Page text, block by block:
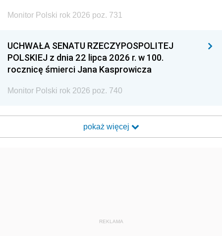
Monitor Polski rok 2026 poz. 731
UCHWAŁA SENATU RZECZYPOSPOLITEJ
POLSKIEJ z dnia 22 lipca 2026 r. w 100.
rocznicę śmierci Jana Kasprowicza
Monitor Polski rok 2026 poz. 740
pokaż więcej
REKLAMA